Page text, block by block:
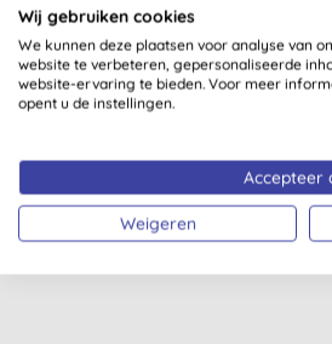
Wij gebruiken cookies
We kunnen deze plaatsen voor analyse van
website te verbeteren, gepersonaliseerde
website-ervaring te bieden. Voor meer
opent u de instellingen.
Accepteer
Weigeren